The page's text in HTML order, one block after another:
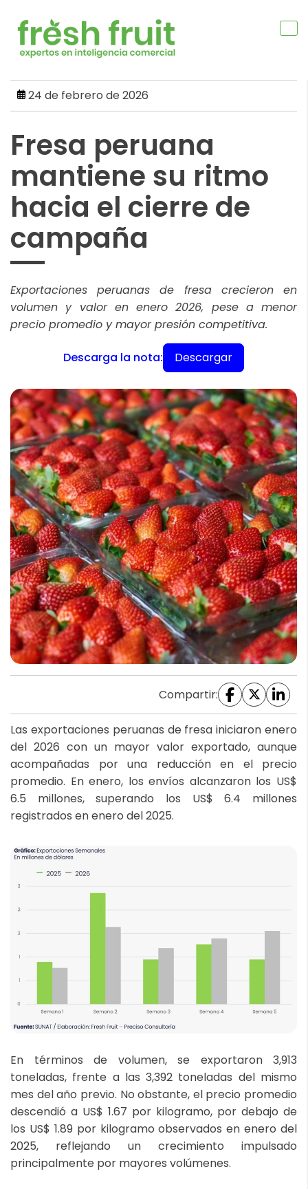
content
24 de febrero de 2026
Fresa peruana
mantiene su ritmo
hacia el cierre de
campaña
Exportaciones peruanas de fresa crecieron en
volumen y valor en enero 2026, pese a menor
precio promedio y mayor presión competitiva.
Descarga la nota: Descargar
Compartir:
Las exportaciones peruanas de fresa iniciaron enero
del 2026 con un mayor valor exportado, aunque
acompañadas por una reducción en el precio
promedio. En enero, los envíos alcanzaron los US$
6.5 millones, superando los US$ 6.4 millones
registrados en enero del 2025.
En términos de volumen, se exportaron 3,913
toneladas, frente a las 3,392 toneladas del mismo
mes del año previo. No obstante, el precio promedio
descendió a US$ 1.67 por kilogramo, por debajo de
los US$ 1.89 por kilogramo observados en enero del
2025, reflejando un crecimiento impulsado
principalmente por mayores volúmenes.